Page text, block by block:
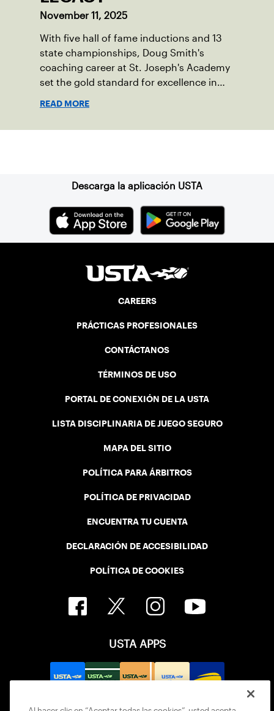
November 11, 2025
With five hall of fame inductions and 13
state championships, Doug Smith's
coaching career at St. Joseph's Academy
set the gold standard for excellence in
READ MORE
Descarga la aplicación USTA
CAREERS
PRÁCTICAS PROFESIONALES
CONTÁCTANOS
TÉRMINOS DE USO
PORTAL DE CONEXIÓN DE LA USTA
LISTA DISCIPLINARIA DE JUEGO SEGURO
MAPA DEL SITIO
POLÍTICA PARA ÁRBITROS
POLÍTICA DE PRIVACIDAD
ENCUENTRA TU CUENTA
DECLARACIÓN DE ACCESIBILIDAD
POLÍTICA DE COOKIES
USTA APPS